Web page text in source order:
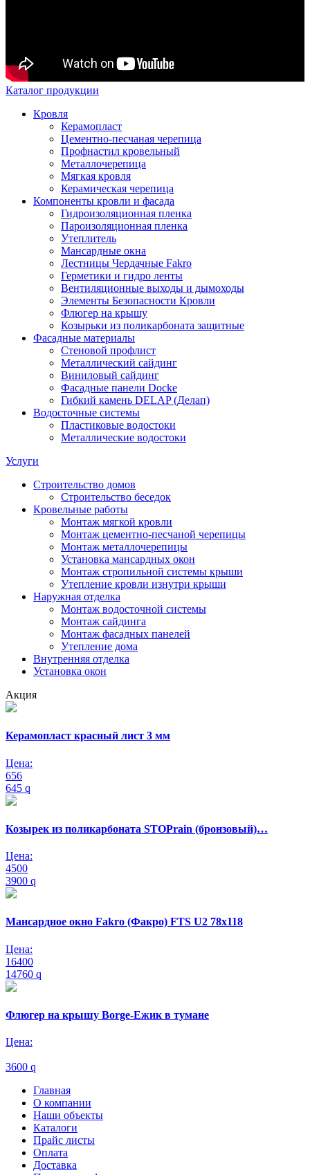
Каталог продукции
Кровля
Керамопласт
Цементно-песчаная черепица
Профнастил кровельный
Металлочерепица
Мягкая кровля
Керамическая черепица
Компоненты кровли и фасада
Гидроизоляционная пленка
Пароизоляционная пленка
Утеплитель
Мансардные окна
Лестницы Чердачные Fakro
Герметики и гидро ленты
Вентиляционные выходы и дымоходы
Элементы Безопасности Кровли
Флюгер на крышу
Козырьки из поликарбоната защитные
Фасадные материалы
Стеновой профлист
Металлический сайдинг
Виниловый сайдинг
Фасадные панели Docke
Гибкий камень DELAP (Делап)
Водосточные системы
Пластиковые водостоки
Металлические водостоки
Услуги
Строительство домов
Строительство беседок
Кровельные работы
Монтаж мягкой кровли
Монтаж цементно-песчаной черепицы
Монтаж металлочерепицы
Установка мансардных окон
Монтаж стропильной системы крыши
Утепление кровли изнутри крыши
Наружная отделка
Монтаж водосточной системы
Монтаж сайдинга
Монтаж фасадных панелей
Утепление дома
Внутренняя отделка
Установка окон
Акция
Керамопласт красный лист 3 мм
Цена:
656
645 q
Козырек из поликарбоната STOPrain (бронзовый)…
Цена:
4500
3900 q
Мансардное окно Fakro (Факро) FTS U2 78х118
Цена:
16400
14760 q
Флюгер на крышу Borge-Ежик в тумане
Цена:
3600 q
Главная
О компании
Наши объекты
Каталоги
Прайс листы
Оплата
Доставка